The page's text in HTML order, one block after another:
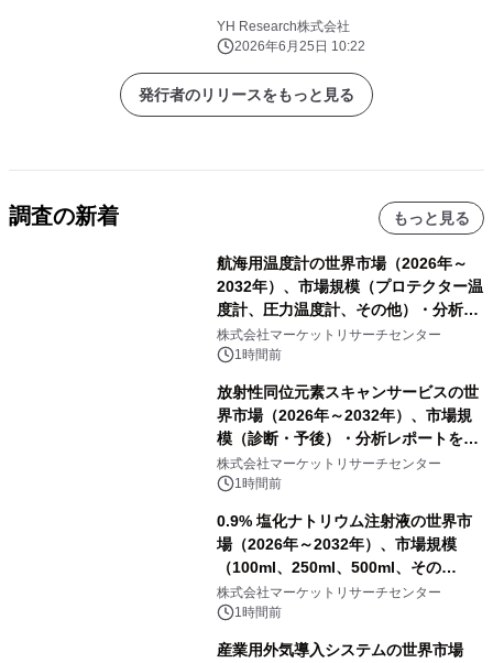
YH Research株式会社
2026年6月25日 10:22
発行者のリリースをもっと見る
調査の新着 もっと見る
航海用温度計の世界市場（2026年～
2032年）、市場規模（プロテクター温
度計、圧力温度計、その他）・分析レ
ポートを発表
株式会社マーケットリサーチセンター
1時間前
放射性同位元素スキャンサービスの世
界市場（2026年～2032年）、市場規
模（診断・予後）・分析レポートを発
表
株式会社マーケットリサーチセンター
1時間前
0.9% 塩化ナトリウム注射液の世界市
場（2026年～2032年）、市場規模
（100ml、250ml、500ml、その
他）・分析レポートを発表
株式会社マーケットリサーチセンター
1時間前
産業用外気導入システムの世界市場